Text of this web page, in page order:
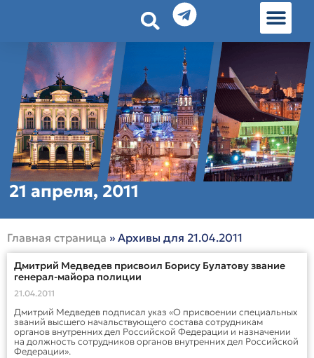
21 апреля, 2011
Главная страница » Архивы для 21.04.2011
Дмитрий Медведев присвоил Борису Булатову звание
генерал-майора полиции
21.04.2011
Дмитрий Медведев подписал указ «О присвоении специальных
званий высшего начальствующего состава сотрудникам
органов внутренних дел Российской Федерации и назначении
на должность сотрудников органов внутренних дел Российской
Федерации».